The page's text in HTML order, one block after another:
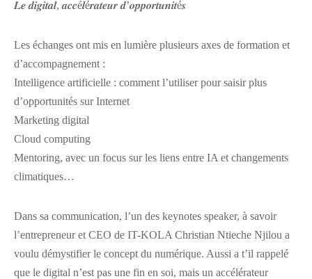
𝑳𝒆 𝒅𝒊𝒈𝒊𝒕𝒂𝒍, 𝒂𝒄𝒄é𝒍é𝒓𝒂𝒕𝒆𝒖𝒓 𝒅’𝒐𝒑𝒑𝒐𝒓𝒕𝒖𝒏𝒊𝒕é𝒔
Les échanges ont mis en lumière plusieurs axes de formation et
d’accompagnement :
Intelligence artificielle : comment l’utiliser pour saisir plus
d’opportunités sur Internet
Marketing digital
Cloud computing
Mentoring, avec un focus sur les liens entre IA et changements
climatiques…
Dans sa communication, l’un des keynotes speaker, à savoir
l’entrepreneur et CEO de IT-KOLA Christian Ntieche Njilou a
voulu démystifier le concept du numérique. Aussi a t’il rappelé
que le digital n’est pas une fin en soi, mais un accélérateur